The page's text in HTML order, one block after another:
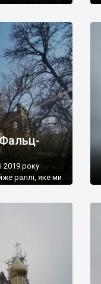
у
ХХ
а нині –
2019 року
раллі, яке ми
затопило
така